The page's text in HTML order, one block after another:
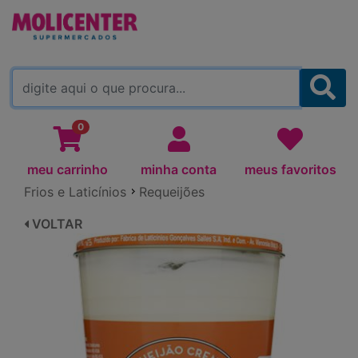
MOLICENTER ARAPONGAS
0
meu carrinho minha conta
meus favoritos
Frios e Laticínios
Requeijões
VOLTAR